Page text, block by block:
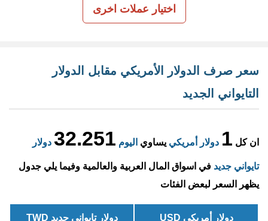
اختيار عملات اخرى
سعر صرف الدولار الأمريكي مقابل الدولار
التايواني الجديد
ان كل 1 دولار أمريكي يساوي اليوم 32.251 دولار
تايواني جديد في اسواق المال العربية والعالمية وفيما يلي جدول
يظهر السعر لبعض الفئات
دولار أمريكي USD دولار تايواني جديد TWD